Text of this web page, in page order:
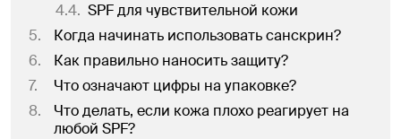
4.4. SPF для чувствительной кожи
5.
Когда начинать использовать санскрин?
6.
Как правильно наносить защиту?
7.
Что означают цифры на упаковке?
8.
Что делать, если кожа плохо реагирует на
любой SPF?